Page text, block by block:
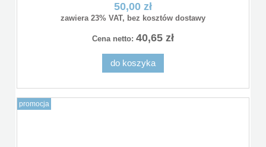
50,00 zł
zawiera 23% VAT, bez kosztów dostawy
Cena netto: 40,65 zł
do koszyka
promocja